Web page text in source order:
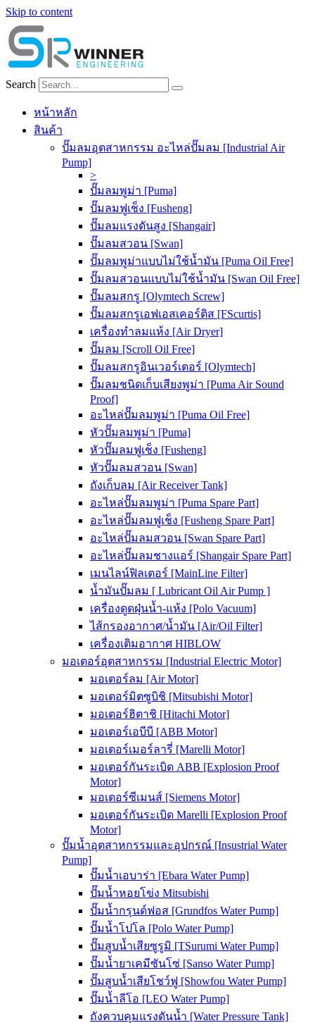
Skip to content
Search
หน้าหลัก
สินค้า
ปั๊มลมอุตสาหกรรม อะไหล่ปั๊มลม [Industrial Air
Pump]
>
ปั๊มลมพูม่า [Puma]
ปั๊มลมฟูเช็ง [Fusheng]
ปั๊มลมแรงดันสูง [Shangair]
ปั๊มลมสวอน [Swan]
ปั๊มลมพูม่าแบบไม่ใช้น้ำมัน [Puma Oil Free]
ปั๊มลมสวอนแบบไม่ใช้น้ำมัน [Swan Oil Free]
ปั๊มลมสกรู [Olymtech Screw]
ปั๊มลมสกรูเอฟเอสเคอร์ติส [FScurtis]
เครื่องทำลมแห้ง [Air Dryer]
ปั๊มลม [Scroll Oil Free]
ปั๊มลมสกรูอินเวอร์เตอร์ [Olymtech]
ปั๊มลมชนิดเก็บเสียงพูม่า [Puma Air Sound
Proof]
อะไหล่ปั๊มลมพูม่า [Puma Oil Free]
หัวปั๊มลมพูม่า [Puma]
หัวปั๊มลมฟูเช็ง [Fusheng]
หัวปั๊มลมสวอน [Swan]
ถังเก็บลม [Air Receiver Tank]
อะไหล่ปั๊มลมพูม่า [Puma Spare Part]
อะไหล่ปั๊มลมฟูเช็ง [Fusheng Spare Part]
อะไหล่ปั๊มลมสวอน [Swan Spare Part]
อะไหล่ปั๊มลมชางแอร์ [Shangair Spare Part]
เมนไลน์ฟิลเตอร์ [MainLine Filter]
น้ำมันปั๊มลม [ Lubricant Oil Air Pump ]
เครื่องดูดฝุ่นน้ำ-แห้ง [Polo Vacuum]
ไส้กรองอากาศ/น้ำมัน [Air/Oil Filter]
เครื่องเติมอากาศ HIBLOW
มอเตอร์อุตสาหกรรม [Industrial Electric Motor]
มอเตอร์ลม [Air Motor]
มอเตอร์มิตซูบิชิ [Mitsubishi Motor]
มอเตอร์ฮิตาชิ [Hitachi Motor]
มอเตอร์เอบีบี [ABB Motor]
มอเตอร์เมอร์ลารี่ [Marelli Motor]
มอเตอร์กันระเบิด ABB [Explosion Proof
Motor]
มอเตอร์ซีเมนส์ [Siemens Motor]
มอเตอร์กันระเบิด Marelli [Explosion Proof
Motor]
ปั๊มน้ำอุตสาหกรรมและอุปกรณ์ [Insustrial Water
Pump]
ปั๊มน้ำเอบาร่า [Ebara Water Pump]
ปั๊มน้ำหอยโข่ง Mitsubishi
ปั๊มน้ำกรุนด์ฟอส [Grundfos Water Pump]
ปั๊มน้ำโปโล [Polo Water Pump]
ปั๊มสูบน้ำเสียซูรูมิ [TSurumi Water Pump]
ปั๊มน้ำยาเคมีซันโซ่ [Sanso Water Pump]
ปั๊มสูบน้ำเสียโชว์ฟู [Showfou Water Pump]
ปั๊มน้ำลีโอ [LEO Water Pump]
ถังควบคุมแรงดันน้ำ [Water Pressure Tank]